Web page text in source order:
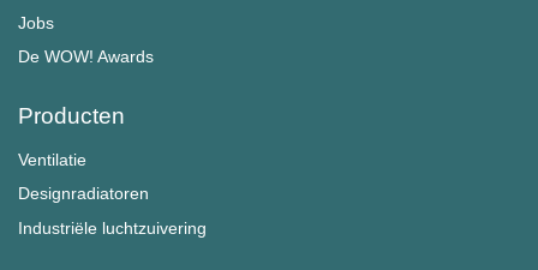
Jobs
De WOW! Awards
Producten
Ventilatie
Designradiatoren
Industriële luchtzuivering